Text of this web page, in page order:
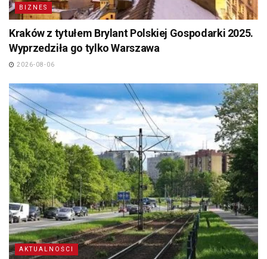
BIZNES
Kraków z tytułem Brylant Polskiej Gospodarki 2025.
Wyprzedziła go tylko Warszawa
2026-08-06
AKTUALNOŚCI